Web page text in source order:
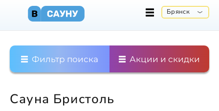
Брянск
Фильтр поиска Акции и скидки
Сауна Бристоль